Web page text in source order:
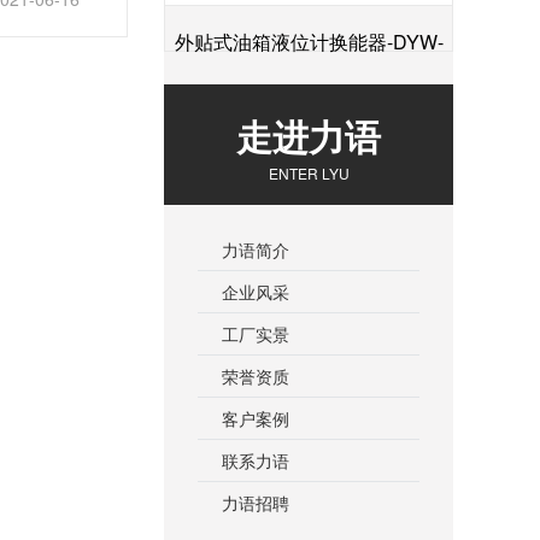
外贴式油箱液位计换能器-DYW-
2M-01F
走进力语
ENTER LYU
力语简介
企业风采
工厂实景
荣誉资质
客户案例
联系力语
力语招聘